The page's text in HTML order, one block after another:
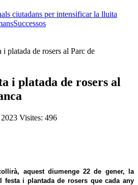
ciutadans per intensificar la lluita
Successos
i platada de rosers al
Visites: 496
aquest diumenge 22 de gener, la
festa i plantada de rosers que cada any